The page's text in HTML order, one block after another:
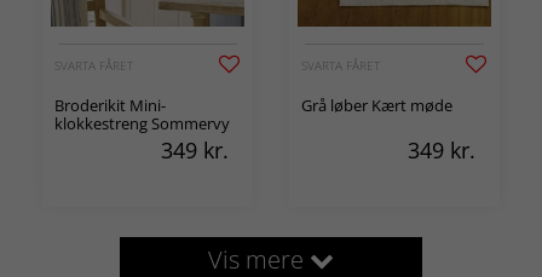
SVARTA FÅRET
Broderikit Mini-
klokkestreng Sommervy
349 kr.
SVARTA FÅRET
Grå løber Kært møde
349 kr.
Vis mere